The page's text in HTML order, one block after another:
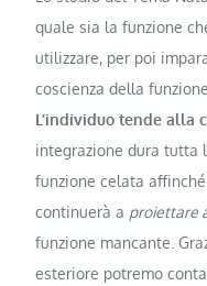
quale sia la funzione
utilizzare, per poi
coscienza della
L’individuo tende alla
integrazione dura tutta
funzione celata
continuerà a proiettare
funzione mancante.
esteriore potremo